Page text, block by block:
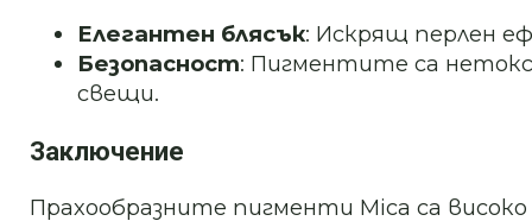
Елегантен блясък: Искрящ перлен
Безопасност: Пигментите са
свещи.
Заключение
Прахообразните пигменти Mica са